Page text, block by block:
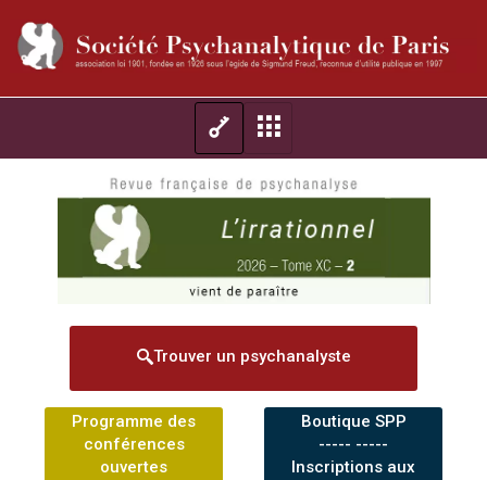
Trouver un psychanalyste
Programme des
conférences
ouvertes
Boutique SPP
----- -----
Inscriptions aux